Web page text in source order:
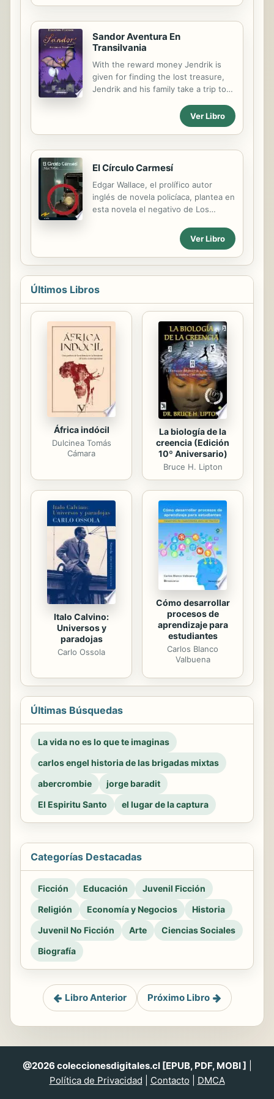
sabe que mantenerse a solas es...
serie y es una obra de referencia
imprescindible para cualquier
seguidor de Batman y todo
aficionado a la animación de calidad.
Sandor Aventura En
Transilvania
With the reward money Jendrik is
given for finding the lost treasure,
Jendrik and his family take a trip to
The adventure begins the moment
they land. Sandor and Jendrik are on
the trail of a thief and they follow
him through fortified buildings,
secret passageways, and dark
forests. Factual information about
Transylvania is provided at the end
of the book.
Ver Libro
El Círculo Carmesí
Edgar Wallace, el prolífico autor
inglés de novela policíaca, plantea en
esta novela el negativo de Los
organización secreta conocida como
«el Círculo Carmesí» ha sido creada
exclusivamente para el mal. Su
atemorizan a la sociedad. El lector se
laberinto de sospechas, que se
desplazan sobre los distintos
personajes a medida que cada
sospechoso va demostrando su
inocencia. El resultado es una rápida
carrera de inteligencia entre
novelista y lector, que podrá...
Ver Libro
Últimos Libros
África indócil
Dulcinea Tomás
Cámara
La biología de la
creencia (Edición
10º Aniversario)
Bruce H. Lipton
Italo Calvino:
Universos y
paradojas
Carlo Ossola
Cómo desarrollar
procesos de
aprendizaje para
estudiantes
Carlos Blanco
Valbuena
Últimas Búsquedas
La vida no es lo que te imaginas
carlos engel historia de las brigadas mixtas
abercrombie
jorge baradit
El Espiritu Santo
el lugar de la captura
Categorías Destacadas
Ficción Educación
Juvenil Ficción
Religión
Economía y Negocios
Historia
Juvenil No Ficción
Arte
Ciencias Sociales
Biografía
Libro Anterior Próximo Libro
@2026 coleccionesdigitales.cl [EPUB, PDF, MOBI ]
Política de Privacidad
Contacto DMCA